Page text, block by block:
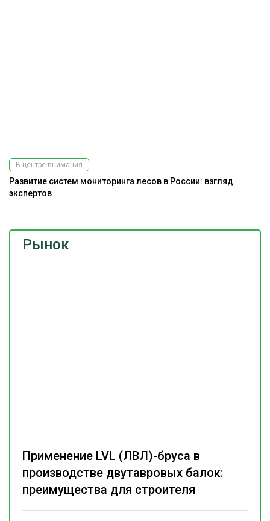
Рынок
Применение LVL (ЛВЛ)-бруса в
производстве двутавровых балок:
преимущества для строителя
В центре внимания
Развитие систем мониторинга лесов в России: взгляд
экспертов